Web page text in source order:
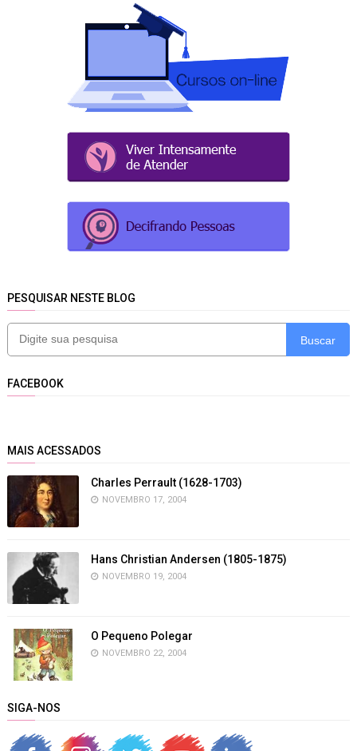
PESQUISAR NESTE BLOG
Buscar
FACEBOOK
MAIS ACESSADOS
Charles Perrault (1628-1703)
NOVEMBRO 17, 2004
Hans Christian Andersen (1805-1875)
NOVEMBRO 19, 2004
O Pequeno Polegar
NOVEMBRO 22, 2004
SIGA-NOS